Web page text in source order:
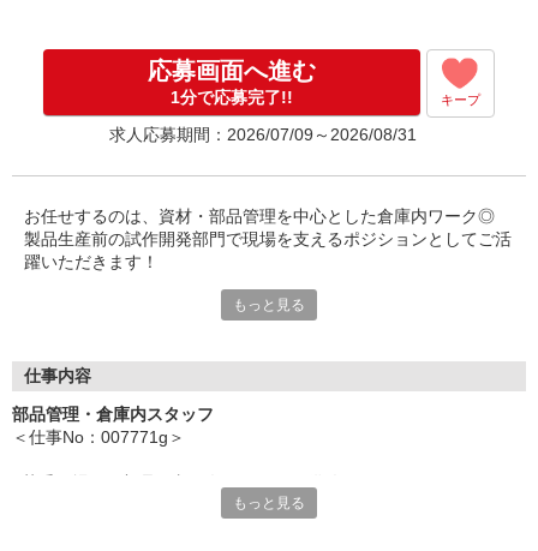
応募画面へ進む
1分で応募完了!! キープ
求人応募期間：2026/07/09～2026/08/31
お任せするのは、資材・部品管理を中心とした倉庫内ワーク◎
製品生産前の試作開発部門で現場を支えるポジションとしてご活
躍いただきます！
経験ゼロからのチャレンジも大歓迎！
躍できますよ。
が、ない方もまずはご相談を。
資格取得支援で働きながら取得が目指せますよ。
■土日祝休みの完全週休2日制
もっと見る
仕事内容
部品管理・倉庫内スタッフ
＜仕事No：007771g＞
■指示書に基づいた部品の仕分けもっと見る